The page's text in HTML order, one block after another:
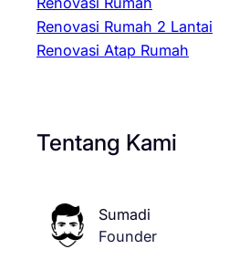
Renovasi Rumah 2 Lantai
Renovasi Atap Rumah
Tentang Kami
Sumadi
Founder